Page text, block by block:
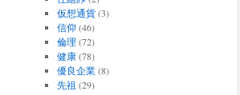
仮想通貨(3)
信仰 (46)
倫理 (72)
健康(78)
優良企業(8)
先祖 (29)